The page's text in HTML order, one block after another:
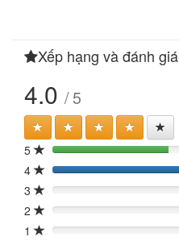
Xếp hạng và đánh giá
4.0 / 5
5 80%
4
120%
3
0%
2
0%
1
0%